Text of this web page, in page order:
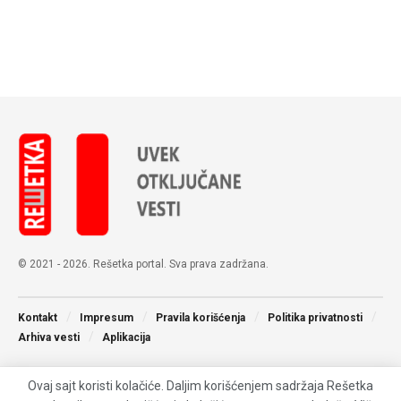
© 2021 - 2026. Rešetka portal. Sva prava zadržana.
Kontakt Impresum Pravila korišćenja
Politika privatnosti
Arhiva vesti
Aplikacija
Ovaj sajt koristi kolačiće. Daljim korišćenjem sadržaja Rešetka